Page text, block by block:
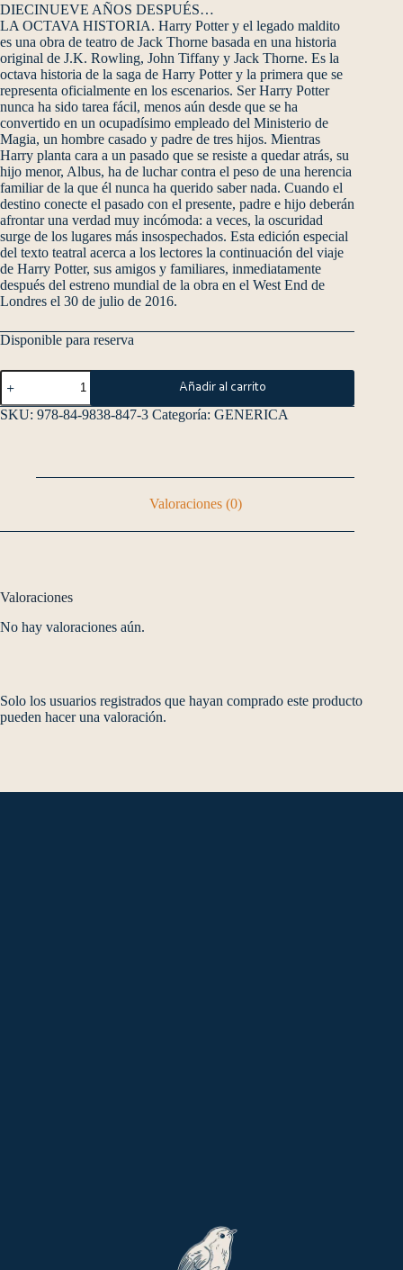
DIECINUEVE AÑOS DESPUÉS…
LA OCTAVA HISTORIA. Harry Potter y el legado maldito
es una obra de teatro de Jack Thorne basada en una historia
original de J.K. Rowling, John Tiffany y Jack Thorne. Es la
octava historia de la saga de Harry Potter y la primera que se
representa oficialmente en los escenarios. Ser Harry Potter
nunca ha sido tarea fácil, menos aún desde que se ha
convertido en un ocupadísimo empleado del Ministerio de
Magia, un hombre casado y padre de tres hijos. Mientras
Harry planta cara a un pasado que se resiste a quedar atrás, su
hijo menor, Albus, ha de luchar contra el peso de una herencia
familiar de la que él nunca ha querido saber nada. Cuando el
destino conecte el pasado con el presente, padre e hijo deberán
afrontar una verdad muy incómoda: a veces, la oscuridad
surge de los lugares más insospechados. Esta edición especial
del texto teatral acerca a los lectores la continuación del viaje
de Harry Potter, sus amigos y familiares, inmediatamente
después del estreno mundial de la obra en el West End de
Londres el 30 de julio de 2016.
Disponible para reserva
Añadir al carrito
SKU: 978-84-9838-847-3 Categoría: GENERICA
Valoraciones (0)
Valoraciones
No hay valoraciones aún.
Solo los usuarios registrados que hayan comprado este producto
pueden hacer una valoración.